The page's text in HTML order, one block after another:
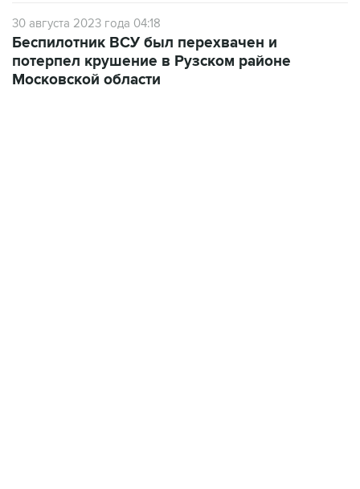
30 августа 2023 года 04:18
Беспилотник ВСУ был перехвачен и
потерпел крушение в Рузском районе
Московской области